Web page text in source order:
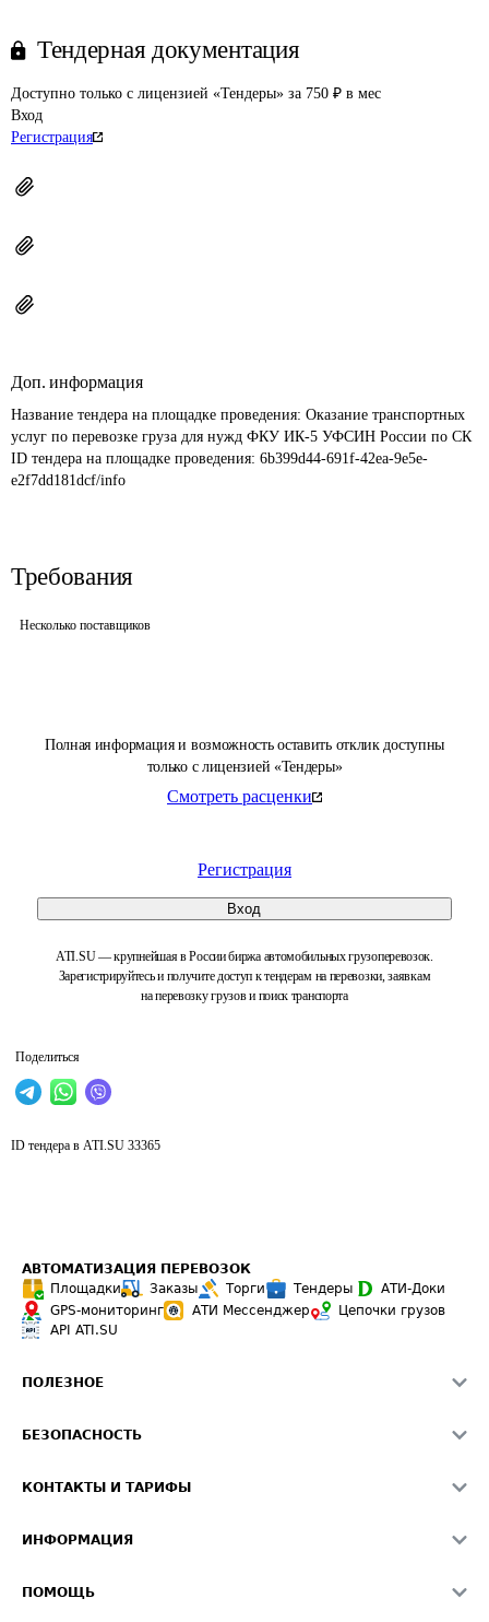
Полная информация и возможность оставить отклик доступны
только с лицензией «Тендеры»
Смотреть расценки
Регистрация
Вход
ATI.SU — крупнейшая в России биржа автомобильных грузоперевозок.
Зарегистрируйтесь и получите доступ к тендерам на перевозки, заявкам
на перевозку грузов и поиск транспорта
Поделиться
Тендерная документация
Доступно только с лицензией «Тендеры» за 750 ₽ в мес
Вход
Регистрация
Доп. информация
Название тендера на площадке проведения: Оказание транспортных
услуг по перевозке груза для нужд ФКУ ИК-5 УФСИН России по СК
ID тендера на площадке проведения: 6b399d44-691f-42ea-9e5e-
e2f7dd181dcf/info
Требования
Несколько поставщиков
ID тендера в ATI.SU 33365
АВТОМАТИЗАЦИЯ ПЕРЕВОЗОК
Площадки
Заказы Торги Тендеры
АТИ-Доки
GPS-мониторинг
АТИ Мессенджер
Цепочки грузов
API ATI.SU
ПОЛЕЗНОЕ
Звезды ATI.SU на вашем сайте
Средние ставки
БЕЗОПАСНОСТЬ
Светофор+
О формировании Паспорта
КОНТАКТЫ И ТАРИФЫ
Реклама на сайте
ИНФОРМАЦИЯ
ПОМОЩЬ